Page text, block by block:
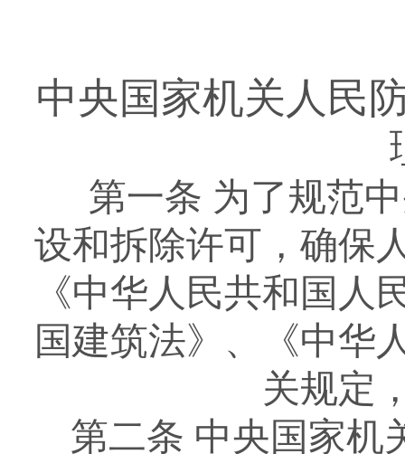
中央国家机关人民
第一条 为了规范
设和拆除许可 ， 确保
《中华人民共和国人
国建筑法》 、
《中华
关规定
第二条 中央国家机